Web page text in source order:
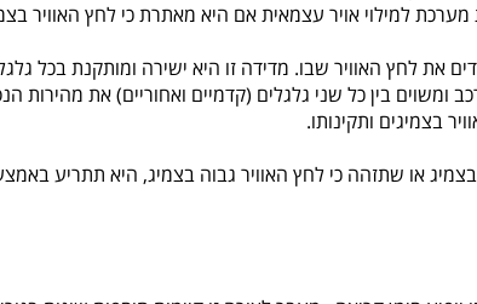
למילוי אויר עצמאית אם היא מאתרת כי לחץ האוויר
את לחץ האוויר שבו. מדידה זו היא ישירה ומותקנת בכל
ומשוים בין כל שני גלגלים (קדמיים ואחוריים) את
בצמיגים ותקינותו.
או שתזהה כי לחץ האוויר גבוה בצמיג, היא תתריע